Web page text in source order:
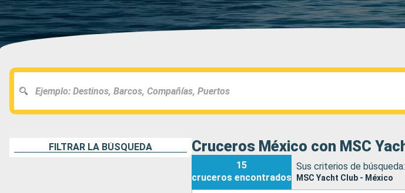
FILTRAR LA BÚSQUEDA Cruceros México con MSC
15
cruceros encontrados
Sus criterios de búsqueda:
MSC Yacht Club - México